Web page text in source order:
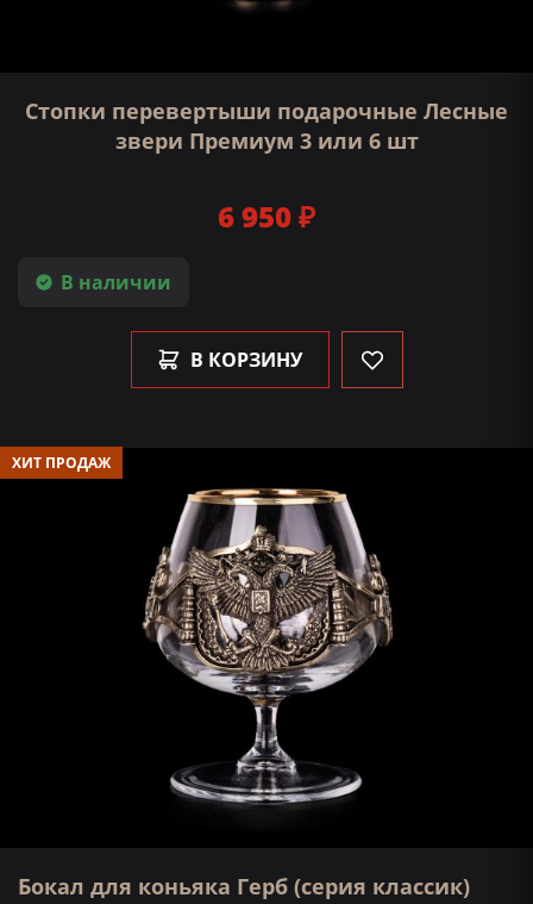
Стопки перевертыши подарочные Лесные
звери Премиум 3 или 6 шт
В наличии
6 950 ₽
В КОРЗИНУ
ХИТ ПРОДАЖ
Бокал для коньяка Герб (серия классик)